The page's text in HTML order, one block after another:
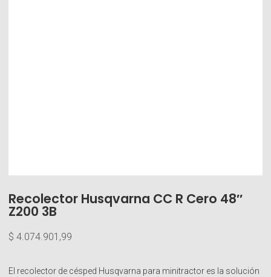
Recolector Husqvarna CC R Cero 48″
Z200 3B
$ 4.074.901,99
El recolector de césped Husqvarna para minitractor es la solución